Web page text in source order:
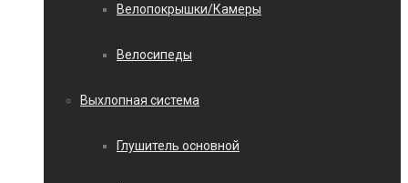
Велопокрышки/Камеры
Велосипеды
Выхлопная система
Глушитель основной